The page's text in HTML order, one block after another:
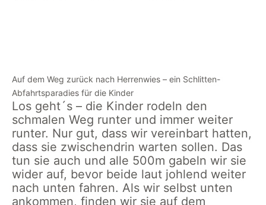
Auf dem Weg zurück nach Herrenwies – ein Schlitten-
Abfahrtsparadies für die Kinder
Los geht´s – die Kinder rodeln den
schmalen Weg runter und immer weiter
runter. Nur gut, dass wir vereinbart hatten,
dass sie zwischendrin warten sollen. Das
tun sie auch und alle 500m gabeln wir sie
wider auf, bevor beide laut johlend weiter
nach unten fahren. Als wir selbst unten
ankommen, finden wir sie auf dem